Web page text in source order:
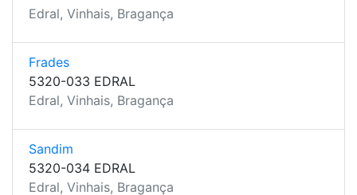
Edral, Vinhais, Bragança
Frades
5320-033 EDRAL
Edral, Vinhais, Bragança
Sandim
5320-034 EDRAL
Edral, Vinhais, Bragança